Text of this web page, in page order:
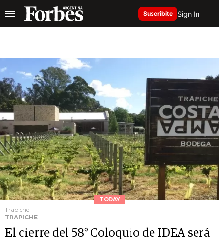
Suscribite Sign In
TODAY
Trapiche
TRAPICHE
El cierre del 58° Coloquio de IDEA será